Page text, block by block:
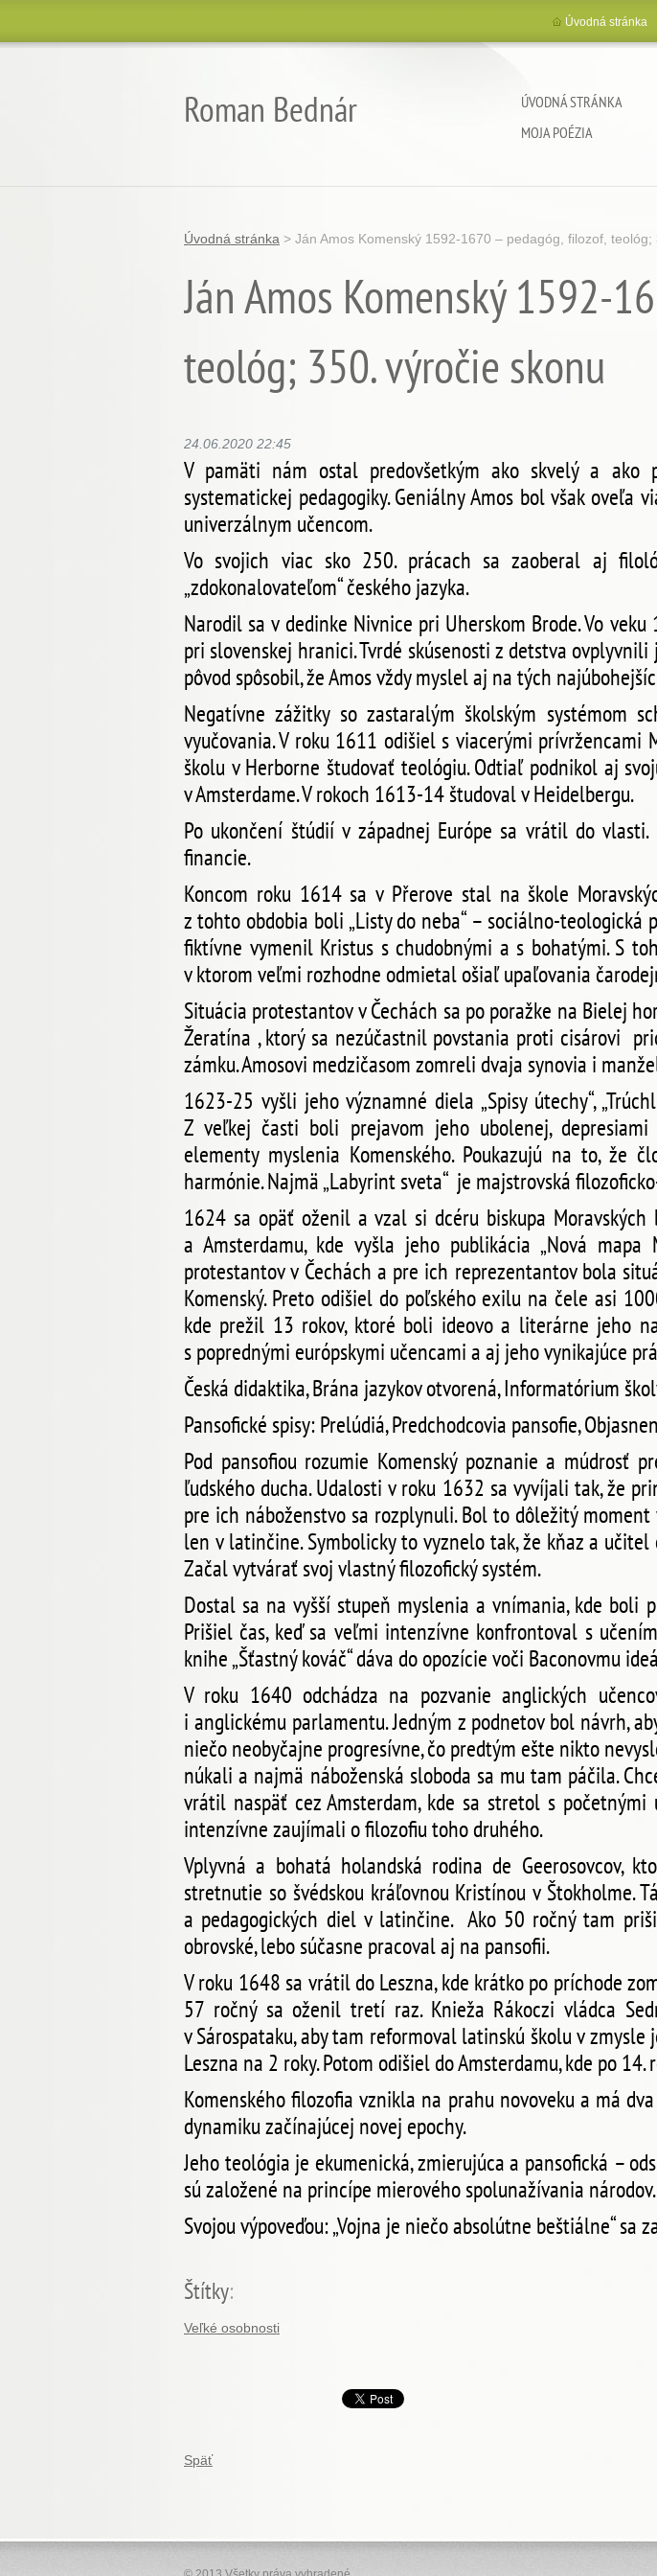
Roman Bednár ÚVODNÁ STRÁNKA
MOJA POÉZIA
Úvodná stránka
Úvodná stránka > Ján Amos Komenský 1592-1670 – pedagóg, filozof, teológ;
Ján Amos Komenský 1592-
teológ; 350. výročie skonu
24.06.2020 22:45
V pamäti nám ostal predovšetkým ako skvelý a ako
systematickej pedagogiky. Geniálny Amos bol však
univerzálnym učencom.
Vo svojich viac sko 250. prácach sa zaoberal aj
„zdokonalovateľom“ českého jazyka.
Narodil sa v dedinke Nivnice pri Uherskom Brode. Vo
pri slovenskej hranici. Tvrdé skúsenosti z detstva
pôvod spôsobil, že Amos vždy myslel aj na tých
Negatívne zážitky so zastaralým školským systémom
vyučovania. V roku 1611 odišiel s viacerými
školu v Herborne študovať teológiu. Odtiaľ podnikol aj
v Amsterdame. V rokoch 1613-14 študoval v Heidelbergu.
Po ukončení štúdií v západnej Európe sa vrátil do
financie.
Koncom roku 1614 sa v Přerove stal na škole
z tohto obdobia boli „Listy do neba“ – sociálno-
fiktívne vymenil Kristus s chudobnými a s bohatými. S
v ktorom veľmi rozhodne odmietal ošiaľ upaľovania
Situácia protestantov v Čechách sa po poražke na Bielej
Žeratína , ktorý sa nezúčastnil povstania proti cisárovi
zámku. Amosovi medzičasom zomreli dvaja synovia i
1623-25 vyšli jeho významné diela „Spisy útechy“,
Z veľkej časti boli prejavom jeho ubolenej,
elementy myslenia Komenského. Poukazujú na to,
harmónie. Najmä „Labyrint sveta“ je majstrovská
1624 sa opäť oženil a vzal si dcéru biskupa
a Amsterdamu, kde vyšla jeho publikácia „Nová
protestantov v Čechách a pre ich reprezentantov bola
Komenský. Preto odišiel do poľského exilu na čele asi
kde prežil 13 rokov, ktoré boli ideovo a literárne jeho
s poprednými európskymi učencami a aj jeho vynikajúce
Česká didaktika, Brána jazykov otvorená, Informatórium
Pansofické spisy: Prelúdiá, Predchodcovia pansofie,
Pod pansofiou rozumie Komenský poznanie a múdrosť
ľudského ducha. Udalosti v roku 1632 sa vyvíjali tak, že
pre ich náboženstvo sa rozplynuli. Bol to dôležitý
len v latinčine. Symbolicky to vyznelo tak, že kňaz a
Začal vytvárať svoj vlastný filozofický systém.
Dostal sa na vyšší stupeň myslenia a vnímania, kde boli
Prišiel čas, keď sa veľmi intenzívne konfrontoval s
knihe „Šťastný kováč“ dáva do opozície voči Baconovmu
V roku 1640 odchádza na pozvanie anglických
i anglickému parlamentu. Jedným z podnetov bol návrh,
niečo neobyčajne progresívne, čo predtým ešte nikto
núkali a najmä náboženská sloboda sa mu tam páčila.
vrátil naspäť cez Amsterdam, kde sa stretol s
intenzívne zaujímali o filozofiu toho druhého.
Vplyvná a bohatá holandská rodina de Geerosovcov,
stretnutie so švédskou kráľovnou Kristínou v Štokholme.
a pedagogických diel v latinčine. Ako 50 ročný tam
obrovské, lebo súčasne pracoval aj na pansofii.
V roku 1648 sa vrátil do Leszna, kde krátko po príchode
57 ročný sa oženil tretí raz. Knieža Rákoczi vládca
v Sárospataku, aby tam reformoval latinskú školu v
Leszna na 2 roky. Potom odišiel do Amsterdamu, kde po
Komenského filozofia vznikla na prahu novoveku a má
dynamiku začínajúcej novej epochy.
Jeho teológia je ekumenická, zmierujúca a pansofická –
sú založené na princípe mierového spolunažívania národov.
Svojou výpoveďou: „Vojna je niečo absolútne beštiálne“
Štítky:
Veľké osobnosti
Späť